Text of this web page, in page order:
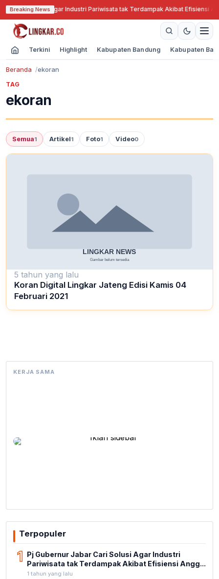
Breaking News
Cari Solusi Agar Industri Pariwisata tak Terdampak Akibat Efisiensi
Terkini Highlight Kabupaten Bandung Kabupaten
Beranda ekoran
TAG
ekoran
Semua1 Artikel1 Foto1 Video0
5 tahun yang lalu
Koran Digital Lingkar Jateng Edisi Kamis 04
Februari 2021
KERJA SAMA
Terpopuler
1 Pj Gubernur Jabar Cari Solusi Agar Industri
Pariwisata tak Terdampak Akibat Efisiensi Angg...
1 tahun yang lalu